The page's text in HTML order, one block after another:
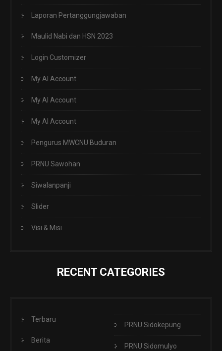
Laporan Pertanggungjawaban
Maulid Nabi dan HSN 2023
Login Customizer
My AI Account
My AI Account
My AI Account
Pengurus MWCNU Buduran
PRNU Sawohan
Siwalanpanji
Slider
Visi & Misi
RECENT CATEGORIES
Terbaru
Berita
PRNU Sidokepung
PRNU Sidomulyo